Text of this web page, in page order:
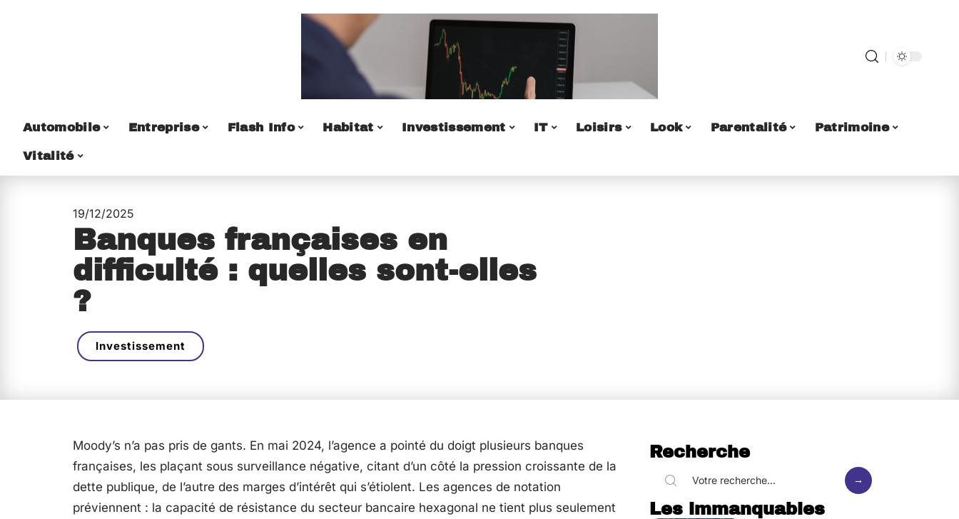
Automobile Entreprise Flash Info Habitat Investissement IT Loisirs Look Parentalité Patrimoine
Vitalité
19/12/2025
Banques françaises en
difficulté : quelles sont-elles
?
Investissement
Moody’s n’a pas pris de gants. En mai 2024, l’agence a pointé du doigt plusieurs banques
françaises, les plaçant sous surveillance négative, citant d’un côté la pression croissante de la
dette publique, de l’autre des marges d’intérêt qui s’étiolent. Les agences de notation
préviennent : la capacité de résistance du secteur bancaire hexagonal ne tient plus seulement
Recherche
Les immanquables